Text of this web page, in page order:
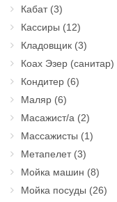
Кабат(3)
Кассиры (12)
Кладовщик (3)
Коах Эзер (санитар)
Кондитер (6)
Маляр (6)
Масажист/а (2)
Массажисты (1)
Метапелет(3)
Мойка машин (8)
Мойка посуды (26)